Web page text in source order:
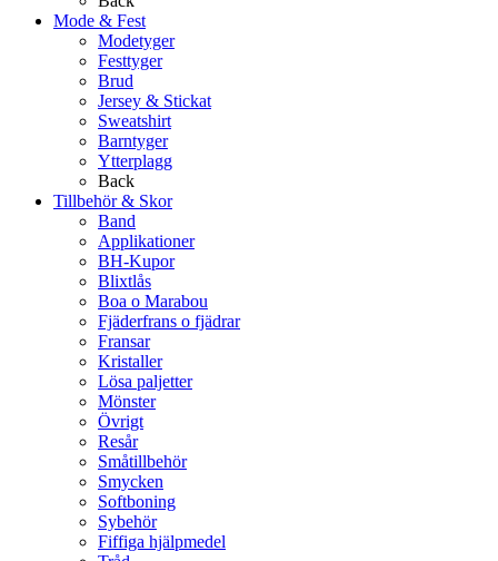
Mode & Fest
Modetyger
Festtyger
Brud
Jersey & Stickat
Sweatshirt
Barntyger
Ytterplagg
Back
Tillbehör & Skor
Band
Applikationer
BH-Kupor
Blixtlås
Boa o Marabou
Fjäderfrans o fjädrar
Fransar
Kristaller
Lösa paljetter
Mönster
Övrigt
Resår
Småtillbehör
Smycken
Softboning
Sybehör
Fiffiga hjälpmedel